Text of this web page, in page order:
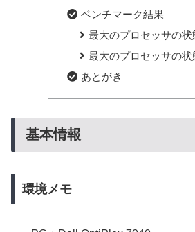
ベンチマーク結果
最大のプロセッサの状
最大のプロセッサの状
あとがき
基本情報
環境メモ